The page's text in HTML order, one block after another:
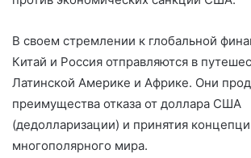
В своем стремлении к глобальной
Китай и Россия отправляются в
Латинской Америке и Африке. Они
преимущества отказа от доллара США
(дедолларизации) и принятия
многополярного мира.